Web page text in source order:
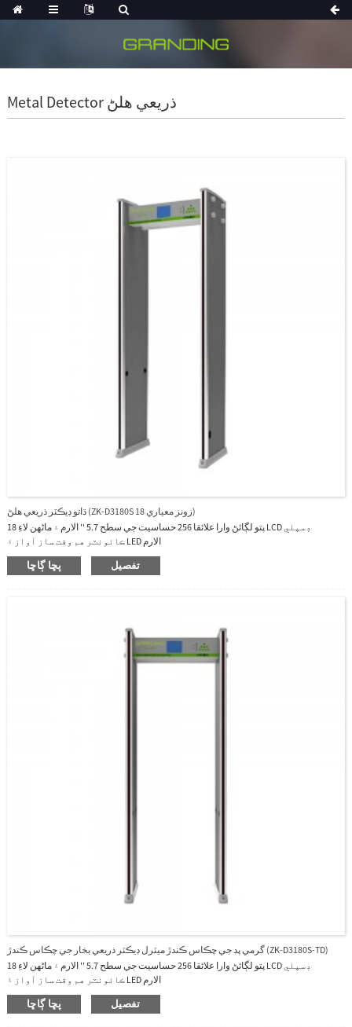
Metal Detector ذريعي هلڻ
ڌاتو ڊيڪٽر ذريعي هلڻ (ZK-D3180S 18 زونز معياري)
18 پتو لڳائڻ وارا علائقا 256 حساسيت جي سطح 5.7 '' الارم ۽ ماڻهن لاءِ LCD ڊسپلي
ڪائونٽر هم وقت ساز آواز ۽ LED الارم
پڇا ڳاڇا تفصيل
گرمي پد جي چڪاس ڪندڙ ميٽرل ڊيڪٽر ذريعي بخار جي چڪاس ڪندڙ (ZK-D3180S-TD)
18 پتو لڳائڻ وارا علائقا 256 حساسيت جي سطح 5.7 '' الارم ۽ ماڻهن لاءِ LCD ڊسپلي
ڪائونٽر هم وقت ساز آواز ۽ LED الارم
پڇا ڳاڇا تفصيل